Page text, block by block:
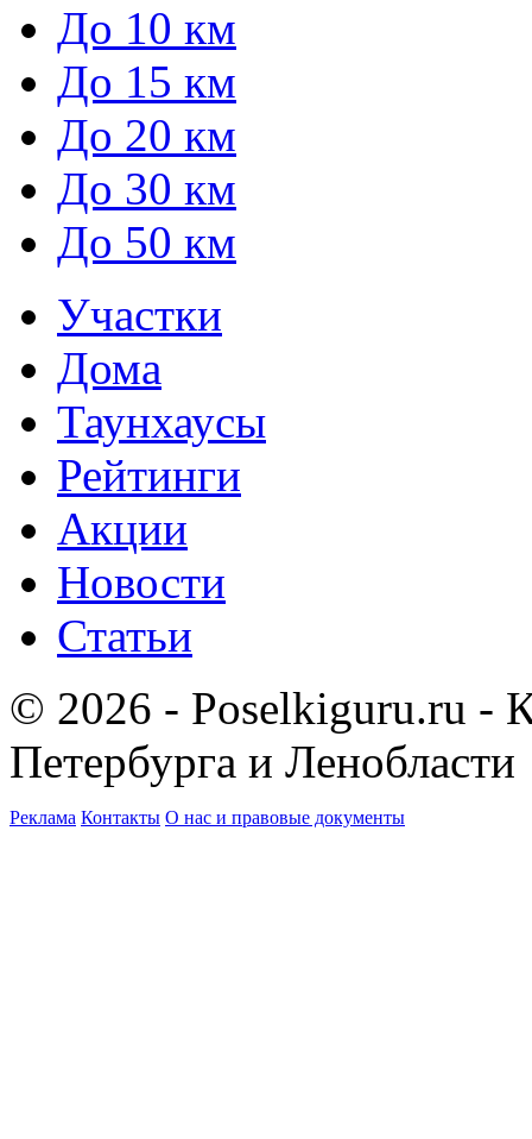
До 10 км
До 15 км
До 20 км
До 30 км
До 50 км
Участки
Дома
Таунхаусы
Рейтинги
Акции
Новости
Статьи
© 2026 - Poselkiguru.ru -
Петербурга и Ленобласти
Реклама Контакты О нас и правовые документы